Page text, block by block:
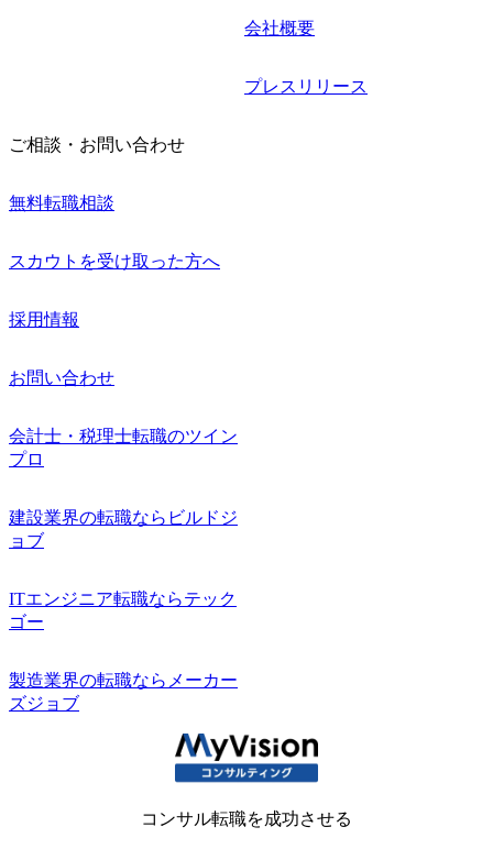
会社概要
プレスリリース
ご相談・お問い合わせ
無料転職相談
スカウトを受け取った方へ
採用情報
お問い合わせ
会計士・税理士転職のツイン
プロ
建設業界の転職ならビルドジ
ョブ
ITエンジニア転職ならテック
ゴー
製造業界の転職ならメーカー
ズジョブ
コンサル転職を成功させる